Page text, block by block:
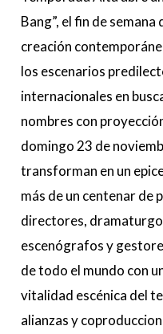
Bang”, el fin de
creación
los escenarios
internacionales en
nombres con
domingo 23 de
transforman en un
más de un centenar
directores,
escenógrafos y
de todo el mundo con
vitalidad escénica del
alianzas y